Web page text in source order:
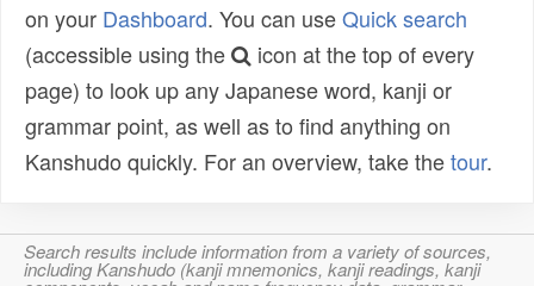
on your Dashboard. You can useQuick search
(accessible using the
icon at the top of every
page) to look up any Japanese word, kanji or
grammar point, as well as to find anything on
Kanshudo quickly. For an overview, take thetour.
Search results include information from a variety of sources,
including Kanshudo (kanji mnemonics, kanji readings, kanji